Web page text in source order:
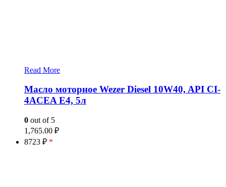
Read More
Масло моторное Wezer Diesel 10W40, API CI-
4ACEA E4, 5л
0 out of 5
1,765.00 ₽
8723 ₽ *